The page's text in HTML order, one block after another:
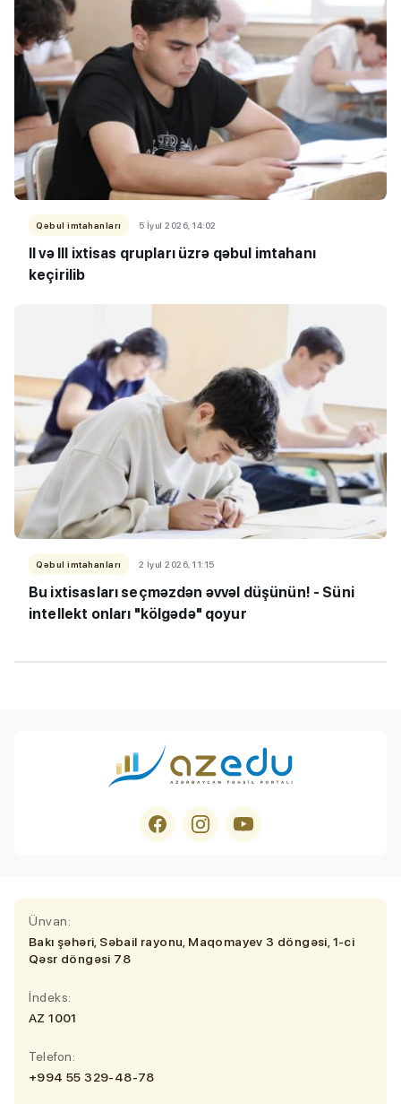
Qəbul imtahanları 5 İyul 2026, 14:02
II və III ixtisas qrupları üzrə qəbul imtahanı
keçirilib
Qəbul imtahanları 2 İyul 2026, 11:15
Bu ixtisasları seçməzdən əvvəl düşünün! - Süni
intellekt onları "kölgədə" qoyur
Ünvan:
Bakı şəhəri, Səbail rayonu, Maqomayev 3 döngəsi, 1-ci
Qəsr döngəsi 78
İndeks:
AZ 1001
Telefon:
+994 55 329-48-78